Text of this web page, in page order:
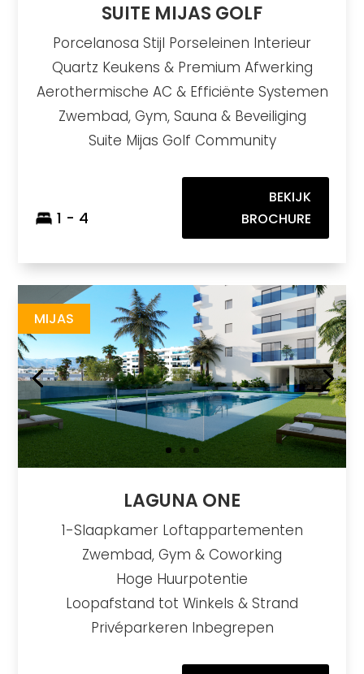
SUITE MIJAS GOLF
Porcelanosa Stijl Porseleinen Interieur
Quartz Keukens & Premium Afwerking
Aerothermische AC & Efficiënte Systemen
Zwembad, Gym, Sauna & Beveiliging
Suite Mijas Golf Community
1 - 4
BEKIJK
BROCHURE
MIJAS
LAGUNA ONE
1-Slaapkamer Loftappartementen
Zwembad, Gym & Coworking
Hoge Huurpotentie
Loopafstand tot Winkels & Strand
Privéparkeren Inbegrepen